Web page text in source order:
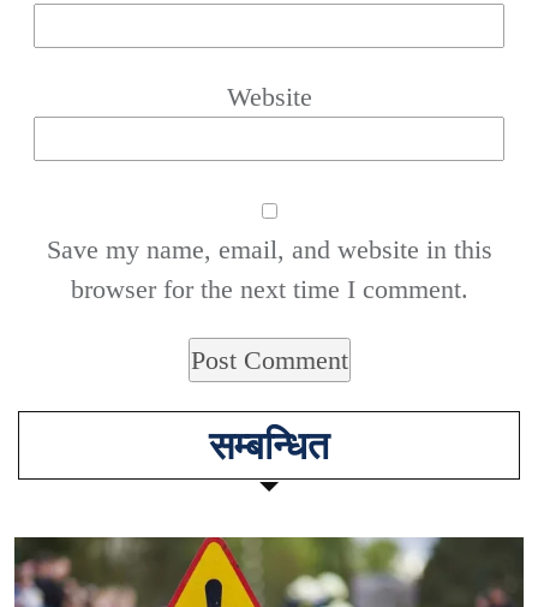
Website
Save my name, email, and website in this
browser for the next time I comment.
सम्बन्धित